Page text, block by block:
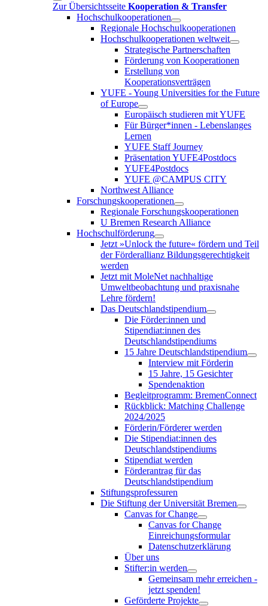
Zur Übersichtsseite Kooperation & Transfer
Hochschulkooperationen
Regionale Hochschulkooperationen
Hochschulkooperationen weltweit
Strategische Partnerschaften
Förderung von Kooperationen
Erstellung von
Kooperationsverträgen
YUFE - Young Universities for the Future
of Europe
Europäisch studieren mit YUFE
Für Bürger*innen - Lebenslanges
Lernen
YUFE Staff Journey
Präsentation YUFE4Postdocs
YUFE4Postdocs
YUFE @CAMPUS CITY
Northwest Alliance
Forschungskooperationen
Regionale Forschungskooperationen
U Bremen Research Alliance
Hochschulförderung
Jetzt »Unlock the future« fördern und Teil
der Förderallianz Bildungsgerechtigkeit
werden
Jetzt mit MoleNet nachhaltige
Umweltbeobachtung und praxisnahe
Lehre fördern!
Das Deutschlandstipendium
Die Förder:innen und
Stipendiat:innen des
Deutschlandstipendiums
15 Jahre Deutschlandstipendium
Interview mit Förderin
15 Jahre, 15 Gesichter
Spendenaktion
Begleitprogramm: BremenConnect
Rückblick: Matching Challenge
2024/2025
Förderin/Förderer werden
Die Stipendiat:innen des
Deutschlandstipendiums
Stipendiat werden
Förderantrag für das
Deutschlandstipendium
Stiftungsprofessuren
Die Stiftung der Universität Bremen
Canvas for Change
Canvas for Change
Einreichungsformular
Datenschutzerklärung
Über uns
Stifter:in werden
Gemeinsam mehr erreichen -
jetzt spenden!
Geförderte Projekte